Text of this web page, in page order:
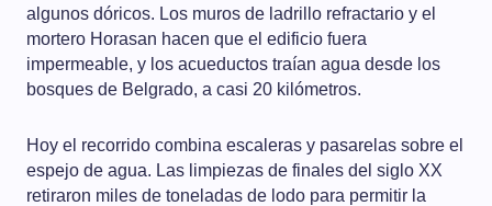
algunos dóricos. Los muros de ladrillo refractario y el
mortero Horasan hacen que el edificio fuera
impermeable, y los acueductos traían agua desde los
bosques de Belgrado, a casi 20 kilómetros.
Hoy el recorrido combina escaleras y pasarelas sobre el
espejo de agua. Las limpiezas de finales del siglo XX
retiraron miles de toneladas de lodo para permitir la